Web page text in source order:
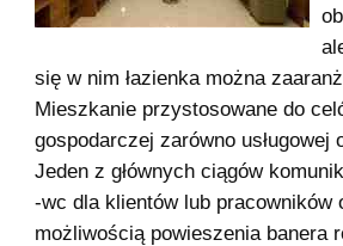
się w nim łazienka można
Mieszkanie przystosowane do
gospodarczej zarówno
Jeden z głównych ciągów
-wc dla klientów lub
możliwością powieszenia banera